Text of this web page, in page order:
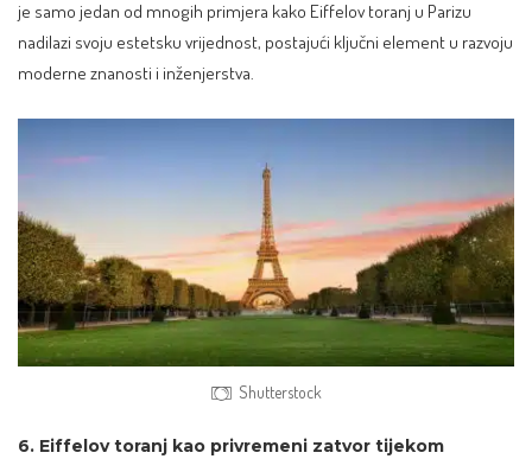
je samo jedan od mnogih primjera kako Eiffelov toranj u Parizu
nadilazi svoju estetsku vrijednost, postajući ključni element u razvoju
moderne znanosti i inženjerstva.
Shutterstock
6. Eiffelov toranj kao privremeni zatvor tijekom